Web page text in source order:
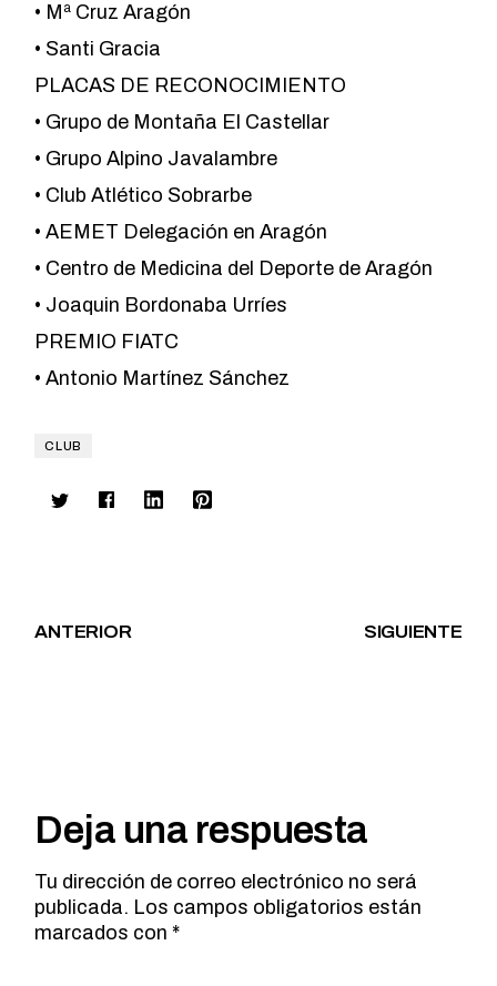
• Mª Cruz Aragón
• Santi Gracia
PLACAS DE RECONOCIMIENTO
• Grupo de Montaña El Castellar
• Grupo Alpino Javalambre
• Club Atlético Sobrarbe
• AEMET Delegación en Aragón
• Centro de Medicina del Deporte de Aragón
• Joaquin Bordonaba Urríes
PREMIO FIATC
• Antonio Martínez Sánchez
CLUB
ANTERIOR SIGUIENTE
Deja una respuesta
Tu dirección de correo electrónico no será
publicada. Los campos obligatorios están
marcados con *